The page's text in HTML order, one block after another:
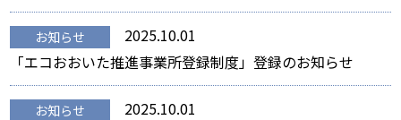
お知らせ
2025.10.01
「エコおおいた推進事業所登録制度」登録のお知らせ
お知らせ
2025.10.01